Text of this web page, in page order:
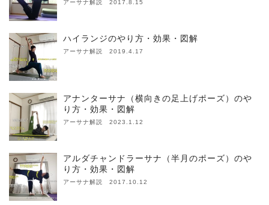
アーサナ解説 2017.8.15
ハイランジのやり方・効果・図解
アーサナ解説 2019.4.17
アナンターサナ（横向きの足上げポーズ）のや
り方・効果・図解
アーサナ解説 2023.1.12
アルダチャンドラーサナ（半月のポーズ）のや
り方・効果・図解
アーサナ解説 2017.10.12